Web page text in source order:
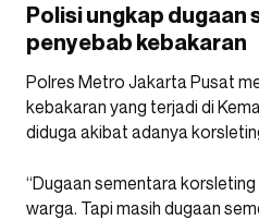
Polisi ungkap dugaan
penyebab kebakaran
Polres Metro Jakarta Pusat
kebakaran yang terjadi di
diduga akibat adanya
“Dugaan sementara
warga. Tapi masih dugaan